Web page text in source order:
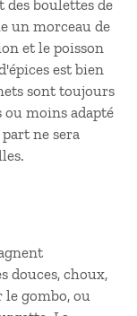
des boulettes de
un morceau de
et le poisson
est bien
sont toujours
ou moins adapté
ne sera
douces, choux,
le gombo, ou